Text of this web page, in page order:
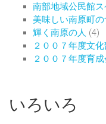
南部地域公民館
美味しい南原町の
輝く南原の人 (4)
２００７年度文
２００７年度育
いろいろ